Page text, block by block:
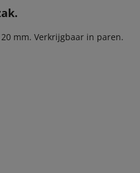
mm. Verkrijgbaar in paren.